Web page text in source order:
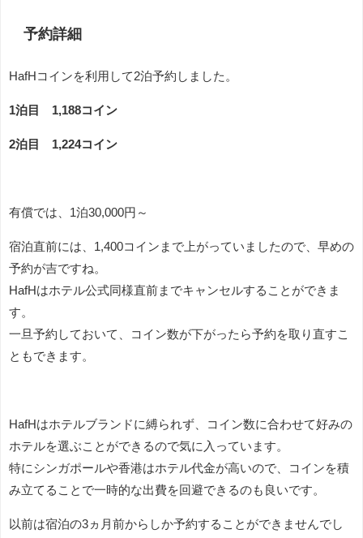
予約詳細
HafHコインを利用して2泊予約しました。
1泊目 1,188コイン
2泊目 1,224コイン
有償では、1泊30,000円～
宿泊直前には、1,400コインまで上がっていましたので、早めの
予約が吉ですね。
HafHはホテル公式同様直前までキャンセルすることができま
す。
一旦予約しておいて、コイン数が下がったら予約を取り直すこ
ともできます。
HafHはホテルブランドに縛られず、コイン数に合わせて好みの
ホテルを選ぶことができるので気に入っています。
特にシンガポールや香港はホテル代金が高いので、コインを積
み立てることで一時的な出費を回避できるのも良いです。
以前は宿泊の3ヵ月前からしか予約することができませんでし